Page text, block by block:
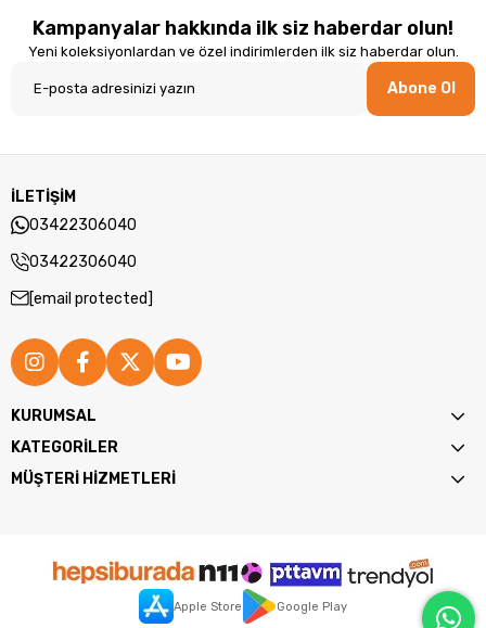
Kampanyalar hakkında ilk siz haberdar olun!
Yeni koleksiyonlardan ve özel indirimlerden ilk siz haberdar olun.
Abone Ol
İLETİŞİM
03422306040
03422306040
[email protected]
KURUMSAL
KATEGORİLER
MÜŞTERİ HİZMETLERİ
Apple Store Google Play